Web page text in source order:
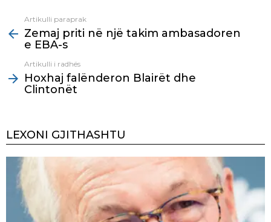
more
Artikulli paraprak
Zemaj priti në një takim ambasadoren
e EBA-s
Artikulli i radhës
Hoxhaj falënderon Blairët dhe
Clintonët
LEXONI GJITHASHTU